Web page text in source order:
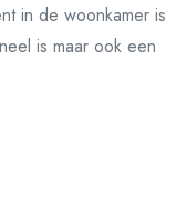
in de woonkamer is
is maar ook een